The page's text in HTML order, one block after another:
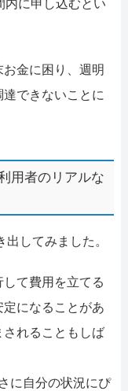
内に申し込むとい
金に困り、週明
できないことに
用者のリアルな
してみました。
して費用を立てる
になることがあ
されることもしば
に自分の状況にぴ